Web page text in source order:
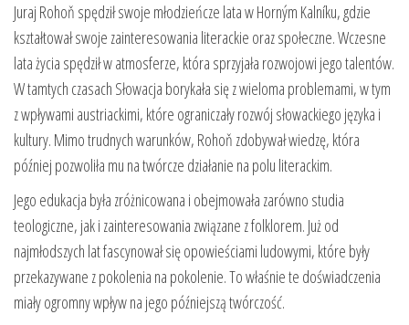
Juraj Rohoň spędził swoje młodzieńcze lata w Horným Kalníku, gdzie
kształtował swoje zainteresowania literackie oraz społeczne. Wczesne
lata życia spędził w atmosferze, która sprzyjała rozwojowi jego talentów.
W tamtych czasach Słowacja borykała się z wieloma problemami, w tym
z wpływami austriackimi, które ograniczały rozwój słowackiego języka i
kultury. Mimo trudnych warunków, Rohoň zdobywał wiedzę, która
później pozwoliła mu na twórcze działanie na polu literackim.
Jego edukacja była zróżnicowana i obejmowała zarówno studia
teologiczne, jak i zainteresowania związane z folklorem. Już od
najmłodszych lat fascynował się opowieściami ludowymi, które były
przekazywane z pokolenia na pokolenie. To właśnie te doświadczenia
miały ogromny wpływ na jego późniejszą twórczość.